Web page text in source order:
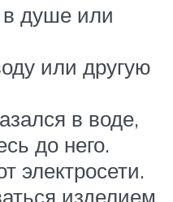
душе или
или другую
в воде,
до него.
электросети.
изделием